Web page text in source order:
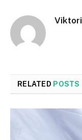
RELATED POSTS